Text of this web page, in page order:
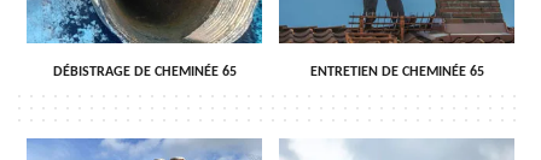
DÉBISTRAGE DE CHEMINÉE 65 ENTRETIEN DE CHEMINÉE 65